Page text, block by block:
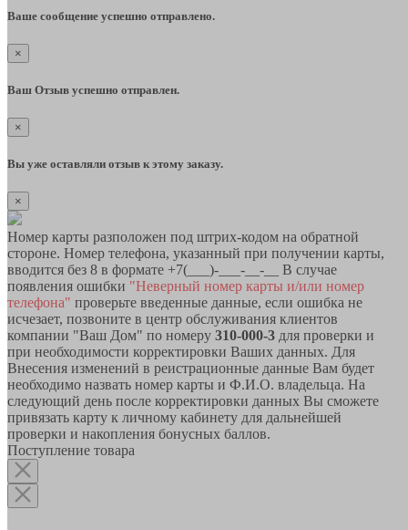
Ваше сообщение успешно отправлено.
×
Ваш Отзыв успешно отправлен.
×
Вы уже оставляли отзыв к этому заказу.
×
Номер карты разположен под штрих-кодом на обратной
стороне. Номер телефона, указанный при получении карты,
вводится без 8 в формате +7(___)-___-__-__ В случае
появления ошибки "Неверный номер карты и/или номер
телефона" проверьте введенные данные, если ошибка не
исчезает, позвоните в центр обслуживания клиентов
компании "Ваш Дом" по номеру 310-000-3 для проверки и
при необходимости корректировки Ваших данных. Для
Внесения изменений в реистрационные данные Вам будет
необходимо назвать номер карты и Ф.И.О. владельца. На
следующий день после корректировки данных Вы сможете
привязать карту к личному кабинету для дальнейшей
проверки и накопления бонусных баллов.
Поступление товара